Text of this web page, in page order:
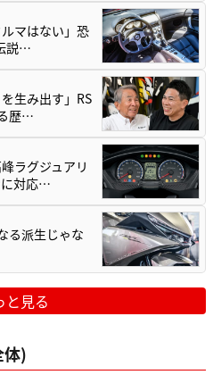
マはない」恐
説…
生み出す」RS
歴…
ラグジュアリ
に対応…
る派生じゃな
と見る
体)